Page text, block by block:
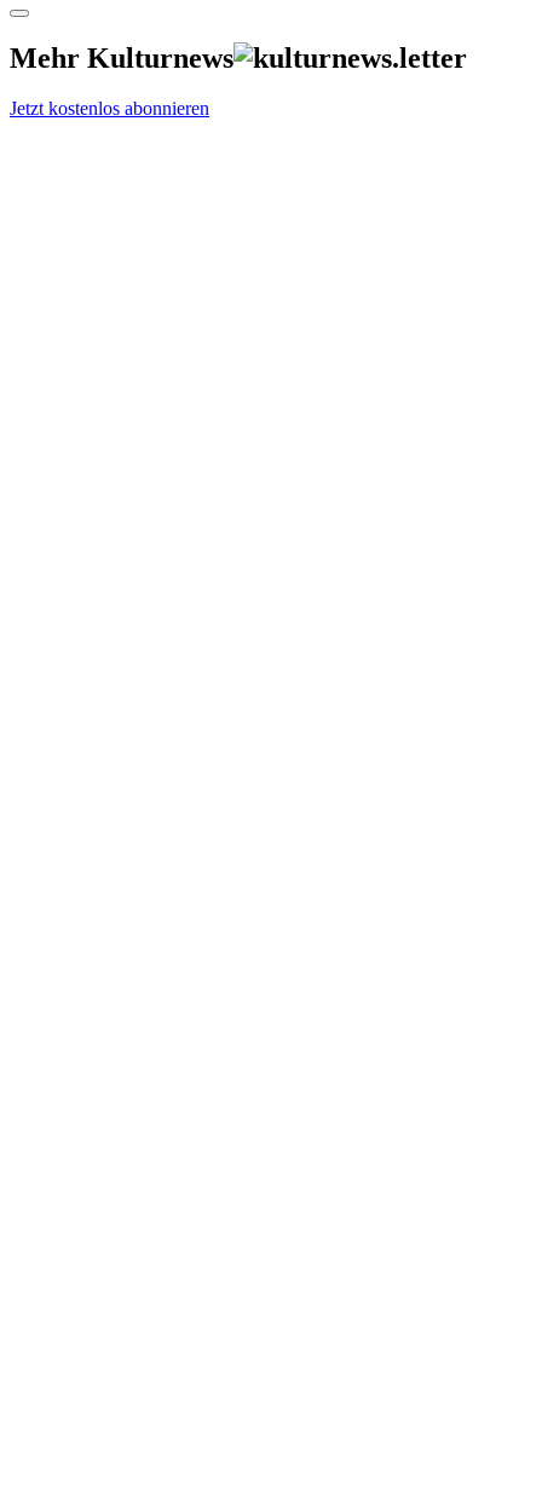
Mehr Kulturnews
Jetzt kostenlos abonnieren